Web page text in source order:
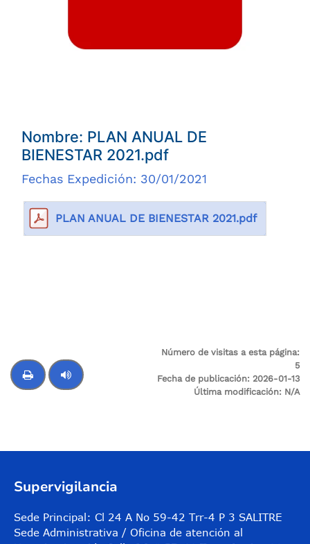
Nombre: PLAN ANUAL DE
BIENESTAR 2021.pdf
Fechas Expedición: 30/01/2021
PLAN ANUAL DE BIENESTAR 2021.pdf
Número de visitas a esta página:
5
Fecha de publicación: 2026-01-13
Última modificación: N/A
Supervigilancia
Sede Principal: Cl 24 A No 59-42 Trr-4 P 3 SALITRE
Sede Administrativa / Oficina de atención al